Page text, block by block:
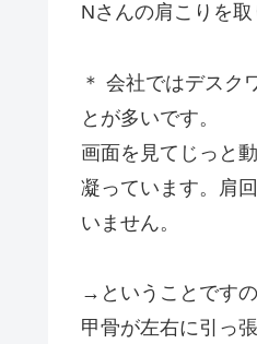
Nさんの肩こりを
＊ 会社ではデスク
とが多いです。
画面を見てじっと
凝っています。肩
いません。
→ということです
甲骨が左右に引っ